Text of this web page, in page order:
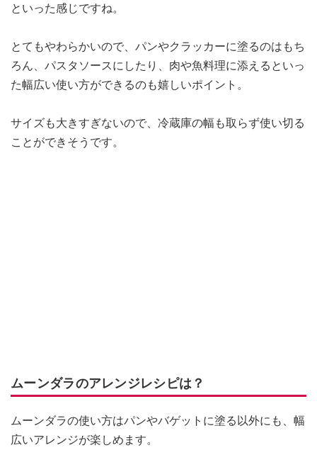
といった感じですね。
とてもやわらかいので、パンやクラッカーに塗るのはもち
ろん、パスタソースにしたり、肉や魚料理に添えるといっ
た幅広い使い方ができるのも嬉しいポイント。
サイズも大きすぎないので、冷蔵庫の幅も取らず使い切る
ことができそうです。
ムーンダラのアレンジレシピは？
ムーンダラの使い方はパンやバゲットに塗る以外にも、幅
広いアレンジが楽しめます。